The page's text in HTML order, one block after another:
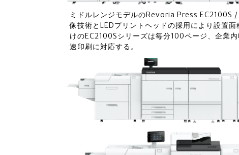
ミドルレンジモデルのRevoria Press EC2100S
像技術とLEDプリントヘッドの採用により設置
けのEC2100Sシリーズは毎分100ページ、企業
速印刷に対応する。